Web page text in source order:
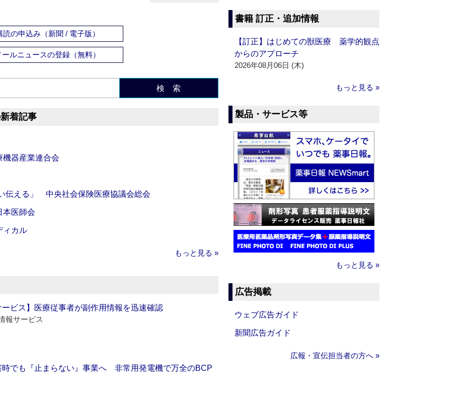
読の申込み（新聞 / 電子版）
ールニュースの登録（無料）
検 索
着記事
器産業連合会
伝える」 中央社会保険医療協議会総会
医師会
ィカル
もっと見る »
ービス】医療従事者が副作用情報を迅速確認
報サービス
時でも『止まらない』事業へ 非常用発電機で万全のBCP
書籍 訂正・追加情報
【訂正】はじめての獣医療 薬学的観点
からのアプローチ
2026年08月06日 (木)
もっと見る »
製品・サービス等
もっと見る »
広告掲載
ウェブ広告ガイド
新聞広告ガイド
広報・宣伝担当者の方へ »